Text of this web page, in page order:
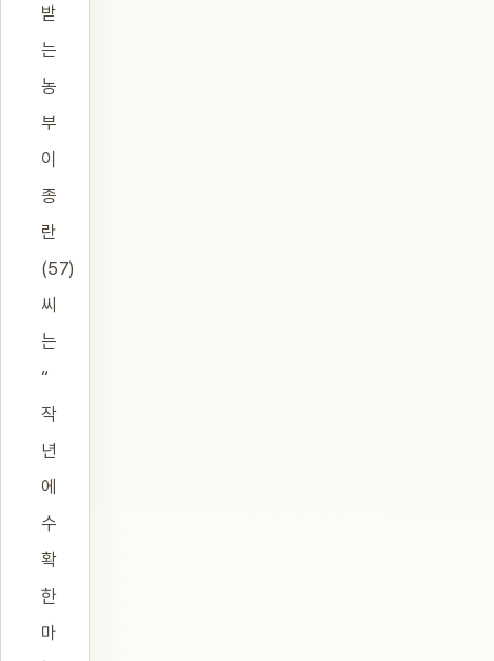
받
는
농
부
이
종
란
(57)
씨
는
“
작
년
에
수
확
한
마